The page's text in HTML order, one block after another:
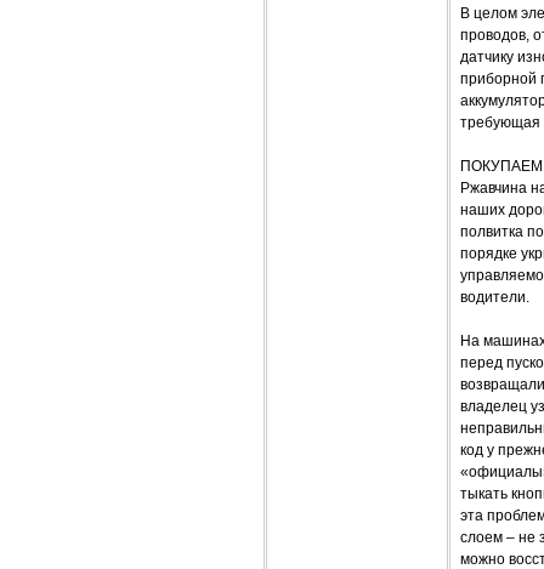
В целом
проводов,
датчику
приборной
требующая
ПОКУПАЕМ
Ржавчина
наших
полвитка
порядке
водители.
На
перед
владелец
код у
тыкать
эта
слоем – не
можно